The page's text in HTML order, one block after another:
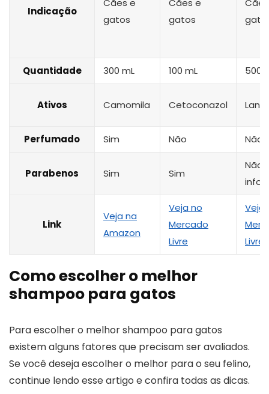
Indicação
Cães e
gatos
Cães e
gatos
Quantidade 300 mL 100 mL 500
Ativos Camomila Cetoconazol
Perfumado Sim Não Não
Parabenos Sim Sim
Não
Link
Veja na
Amazon
Veja no
Mercado
Livre
Veja
Livre
Como escolher o melhor
shampoo para gatos
Para escolher o melhor shampoo para gatos
existem alguns fatores que precisam ser avaliados.
Se você deseja escolher o melhor para o seu felino,
continue lendo esse artigo e confira todas as dicas.